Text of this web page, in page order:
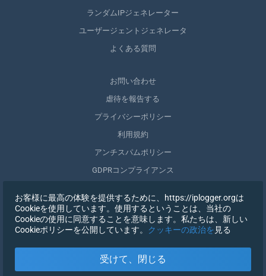
ランダムIPジェネレーター
ユーザージェントジェネレータ
よくある質問
お問い合わせ
虐待を報告する
プライバシーポリシー
利用規約
アンチスパムポリシー
GDPRコンプライアンス
同意を取りやめる
サインイン
お客様に最高の体験を提供するために、https://iplogger.orgは
Cookieを使用しています。使用するということは、当社の
Cookieの使用に同意することを意味します。私たちは、新しい
Cookieポリシーを公開しています。 クッキーの政治を 見る
受けて、閉じる